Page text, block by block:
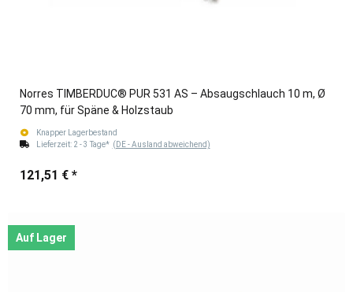
Norres TIMBERDUC® PUR 531 AS – Absaugschlauch 10 m, Ø
70 mm, für Späne & Holzstaub
Knapper Lagerbestand
Lieferzeit: 2 - 3 Tage* (DE - Ausland abweichend)
121,51 € *
Auf Lager